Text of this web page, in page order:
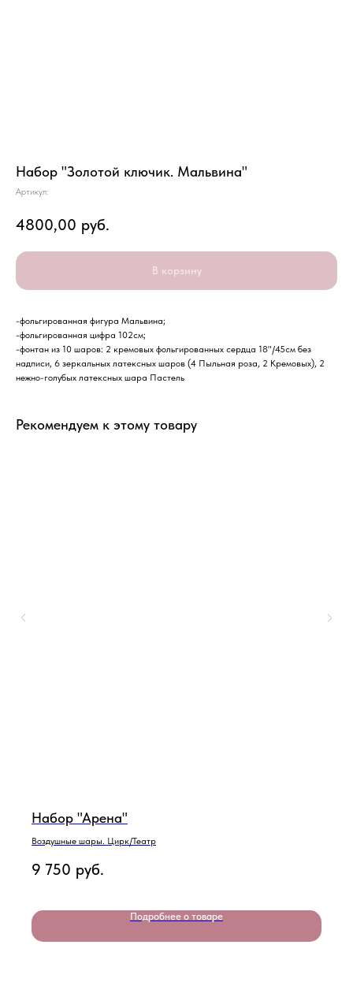
Набор "Золотой ключик. Мальвина"
Артикул:
4800,00 руб.
В корзину
-фольгированная фигура Мальвина;
-фольгированная цифра 102см;
-фонтан из 10 шаров: 2 кремовых фольгированных сердца 18"/45см без
надписи, 6 зеркальных латексных шаров (4 Пыльная роза, 2 Кремовых), 2
нежно-голубых латексных шара Пастель
Рекомендуем к этому товару
Набор "Арена"
Воздушные шары. Цирк/Театр
9 750 руб.
Подробнее о товаре